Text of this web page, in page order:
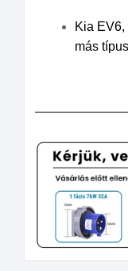
Kia
más típus